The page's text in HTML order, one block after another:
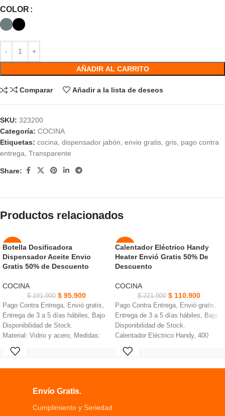
COLOR
AÑADIR AL CARRITO
Comparar Añadir a la lista de deseos
SKU: 323200
Categoría: COCINA
Etiquetas: cocina, dispensador jabón, envio gratis, gris, pago contra
entrega, Transparente
Share:
Productos relacionados
-50%
NUEVO
Botella Dosificadora
Dispensador Aceite Envio
Gratis 50% de Descuento
COCINA
$191.900 $95.900
Pago Contra Entrega, Envió gratis,
Entrega de 3 a 5 días hábiles, Bajo
Disponibilidad de Stock.
Material: Vidrio y acero, Medidas:
28x6cm, Volumen: 500ml.
Botella Dosificadora Dispensador
respetuoso con el medio ambiente.
Hecho de vidrio sin plomo y acero
inoxidable de alta calidad.
-50%
NUEVO
Calentador Eléctrico Handy
Heater Envió Gratis 50% De
Descuento
COCINA
$221.900 $110.900
Pago Contra Entrega, Envió gratis,
Entrega de 3 a 5 días hábiles, Bajo
Disponibilidad de Stock.
Calentador Eléctrico Handy, 400
watts.
Termostato ajustable 15ºC - 32ºC
Envío Gratis.
Cumplimiento y Seriedad